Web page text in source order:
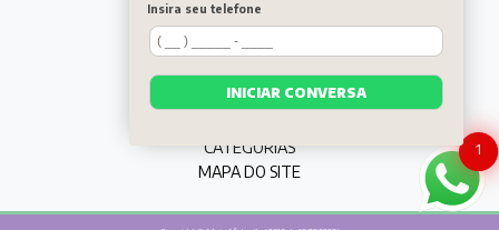
MENU
HOME
QUEM SOMOS
SERVIÇOS
CATEGORIAS
MAPA DO SITE
1
Insira seu telefone
INICIAR CONVERSA